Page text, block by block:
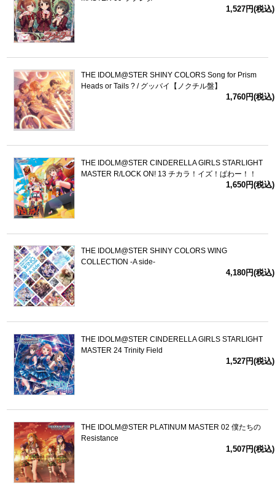
1,527円(税込)
THE IDOLM@STER SHINY COLORS Song for Prism
Heads or Tails ? / グッバイ【ノクチル盤】
1,760円(税込)
THE IDOLM@STER CINDERELLA GIRLS STARLIGHT
MASTER R/LOCK ON! 13 チカラ！イズ！ぱわー！！
1,650円(税込)
THE IDOLM@STER SHINY COLORS WING
COLLECTION -A side-
4,180円(税込)
THE IDOLM@STER CINDERELLA GIRLS STARLIGHT
MASTER 24 Trinity Field
1,527円(税込)
THE IDOLM@STER PLATINUM MASTER 02 僕たちの
Resistance
1,507円(税込)